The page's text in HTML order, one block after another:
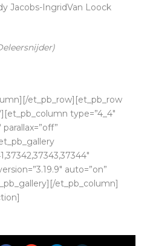
Jacobs-IngridVan Loock
et_pb_row][et_pb_row
type=”4_4″
parallax=”off”
auto=”on”
et_pb_column]